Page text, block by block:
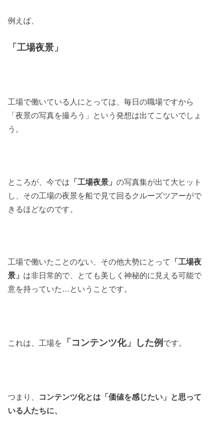
例えば、
「工場夜景」
工場で働いている人にとっては、毎日の職場ですから
「夜景の写真を撮ろう」という発想は出てこないでしょ
う。
ところが、今では 「工場夜景」の写真集が出て大ヒット
し、その工場の夜景を船で見て回るクルーズツアーがで
きるほどなのです。
工場で働いたことのない、その他大勢にとって
「工場夜
景」 は非日常的で、とても美しく神秘的に見える可能で
意を持っていた…ということです。
これは、工場を 「コンテンツ化」した例 です。
つまり、 コンテンツ化とは「価値を感じたい」と思って
いる人たちに、